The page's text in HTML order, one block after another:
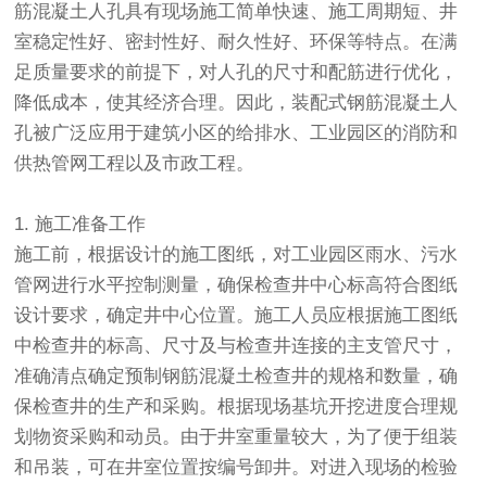
筋混凝土人孔具有现场施工简单快速、施工周期短、井
室稳定性好、密封性好、耐久性好、环保等特点。在满
足质量要求的前提下，对人孔的尺寸和配筋进行优化，
降低成本，使其经济合理。因此，装配式钢筋混凝土人
孔被广泛应用于建筑小区的给排水、工业园区的消防和
供热管网工程以及市政工程。
1. 施工准备工作
施工前，根据设计的施工图纸，对工业园区雨水、污水
管网进行水平控制测量，确保检查井中心标高符合图纸
设计要求，确定井中心位置。施工人员应根据施工图纸
中检查井的标高、尺寸及与检查井连接的主支管尺寸，
准确清点确定预制钢筋混凝土检查井的规格和数量，确
保检查井的生产和采购。根据现场基坑开挖进度合理规
划物资采购和动员。由于井室重量较大，为了便于组装
和吊装，可在井室位置按编号卸井。对进入现场的检验